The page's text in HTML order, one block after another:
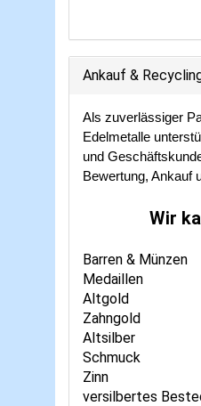
Ankauf &
Als zuverlässiger
Edelmetalle
und
Bewertung, Ankauf
Wir
Barren & Münzen
Medaillen
Altgold
Zahngold
Altsilber
Schmuck
Zinn
versilbertes